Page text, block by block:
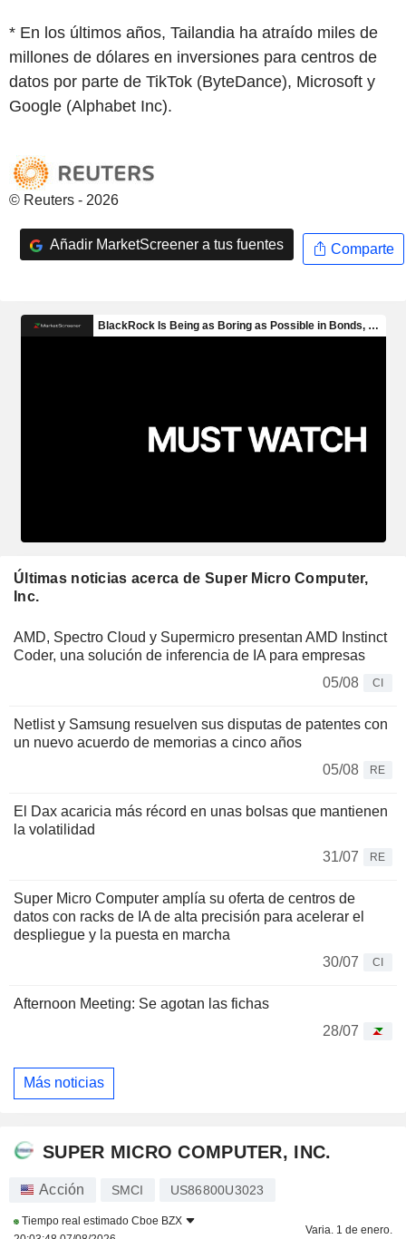
* En los últimos años, Tailandia ha atraído miles de
millones de dólares en inversiones para centros de
datos por parte de TikTok (ByteDance), Microsoft y
Google (Alphabet Inc).
© Reuters - 2026
Añadir MarketScreener a tus fuentes Comparte
Últimas noticias acerca de Super Micro Computer,
Inc.
AMD, Spectro Cloud y Supermicro presentan AMD Instinct
Coder, una solución de inferencia de IA para empresas
05/08
CI
Netlist y Samsung resuelven sus disputas de patentes con
un nuevo acuerdo de memorias a cinco años
05/08
RE
El Dax acaricia más récord en unas bolsas que mantienen
la volatilidad
31/07
RE
Super Micro Computer amplía su oferta de centros de
datos con racks de IA de alta precisión para acelerar el
despliegue y la puesta en marcha
30/07
CI
Afternoon Meeting: Se agotan las fichas
28/07
Más noticias
SUPER MICRO COMPUTER, INC.
Acción SMCI US86800U3023
Tiempo real estimado Cboe BZX
Varia. 1 de enero.